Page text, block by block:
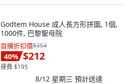
Godtem House 成人長方形拼圖, 1個,
1000件, 巴黎聖母院
首購折扣價$354
40% $212
運費 $195
8/12 星期三 預計送達